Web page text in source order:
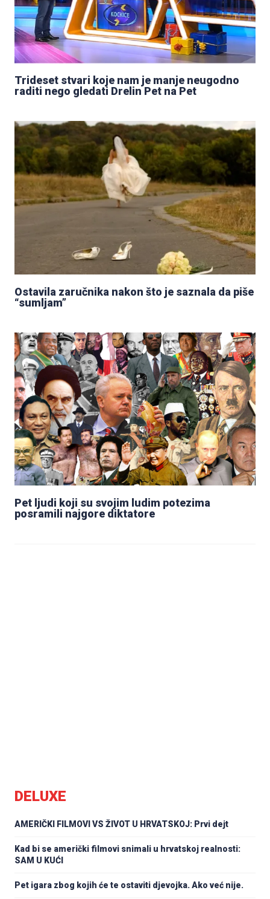
Trideset stvari koje nam je manje neugodno
raditi nego gledati Drelin Pet na Pet
Ostavila zaručnika nakon što je saznala da piše
“sumljam”
Pet ljudi koji su svojim ludim potezima
posramili najgore diktatore
DELUXE
AMERIČKI FILMOVI VS ŽIVOT U HRVATSKOJ: Prvi dejt
Kad bi se američki filmovi snimali u hrvatskoj realnosti:
SAM U KUĆI
Pet igara zbog kojih će te ostaviti djevojka. Ako već nije.